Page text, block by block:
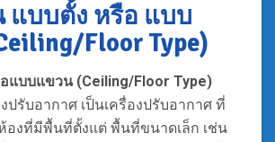
แบบตั้ง หรือ แบบ
Floor Type)
แบบแขวน (Ceiling/Floor Type)
ปรับอากาศ เป็นเครื่องปรับอากาศ ที่
องที่มีพื้นที่ตั้งแต่ พื้นที่ขนาดเล็ก เช่น